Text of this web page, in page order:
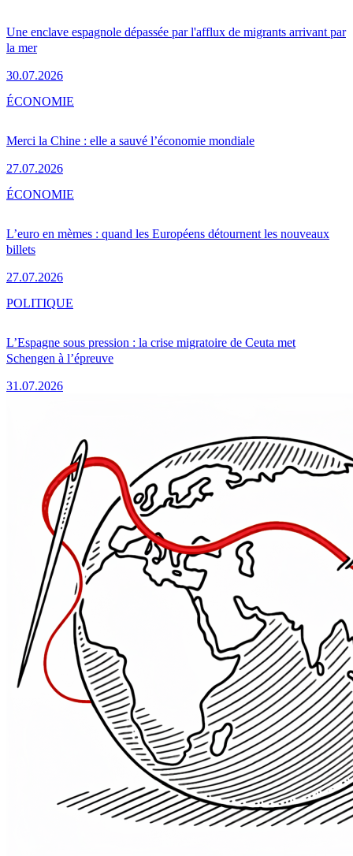
Une enclave espagnole dépassée par l'afflux de migrants arrivant par
la mer
30.07.2026
Merci la Chine : elle a sauvé l’économie mondiale
27.07.2026
ÉCONOMIE
L’euro en mèmes : quand les Européens détournent les nouveaux
billets
27.07.2026
ÉCONOMIE
L’Espagne sous pression : la crise migratoire de Ceuta met
Schengen à l’épreuve
31.07.2026
POLITIQUE